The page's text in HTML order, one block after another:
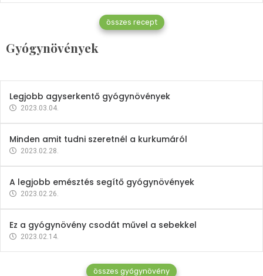
összes recept
Gyógynövények
Gyógynövények
Mindent a petrezselyemről
2023.12.21.
Legjobb agyserkentő gyógynövények
2023.03.04.
Minden amit tudni szeretnél a kurkumáról
2023.02.28.
A legjobb emésztés segítő gyógynövények
2023.02.26.
Ez a gyógynövény csodát művel a sebekkel
2023.02.14.
összes gyógynövény
Vitaminok